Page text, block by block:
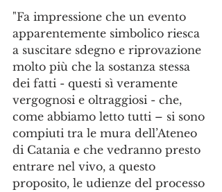
"Fa impressione che un evento
apparentemente simbolico riesca
a suscitare sdegno e riprovazione
molto più che la sostanza stessa
dei fatti - questi sì veramente
vergognosi e oltraggiosi - che,
come abbiamo letto tutti – si sono
compiuti tra le mura dell’Ateneo
di Catania e che vedranno presto
entrare nel vivo, a questo
proposito, le udienze del processo